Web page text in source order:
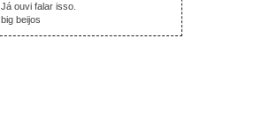
Já ouvi falar isso.
big beijos